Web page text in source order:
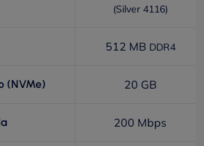
(Silver 4116)
512 MB DDR4
(NVMe) 20 GB
200 Mbps